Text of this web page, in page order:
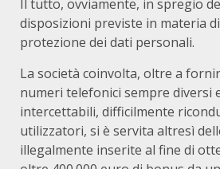
Il tutto, ovviamente, in spregio
disposizioni previste in materia
protezione dei dati personali.
La società coinvolta, oltre a
numeri telefonici sempre diversi
intercettabili, difficilmente
utilizzatori, si è servita altresì
illegalmente inserite al fine di